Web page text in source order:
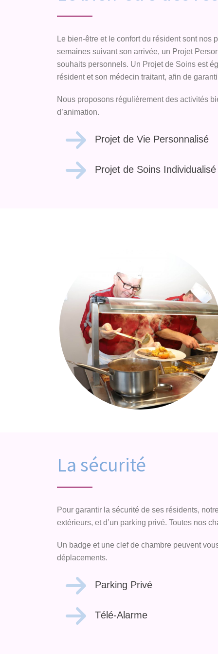
Le bien-être et le confort du résident sont
semaines suivant son arrivée, un Projet
souhaits personnels. Un Projet de Soins est
résident et son médecin traitant, afin de
Nous proposons régulièrement des activités
d’animation.
Projet de Vie Personnalisé
Projet de Soins Individualisé
La sécurité
Pour garantir la sécurité de ses résidents,
extérieurs, et d’un parking privé. Toutes nos
Un badge et une clef de chambre peuvent
déplacements.
Parking Privé
Télé-Alarme